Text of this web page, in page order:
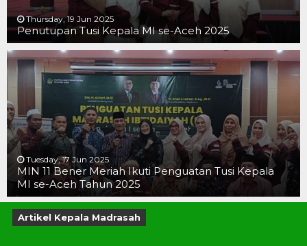
Thursday, 19 Jun 2025
Penutupan Tusi Kepala MI se-Aceh 2025
Tuesday, 17 Jun 2025
MIN 11 Bener Meriah Ikuti Penguatan Tusi Kepala
MI se-Aceh Tahun 2025
Artikel Kepala Madrasah
19 JUN 2025
19 JUN 2025
16 JUN 2025